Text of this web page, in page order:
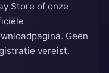
Store of onze
. Geen
vereist.